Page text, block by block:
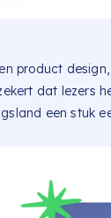
product
dat lezers
een stuk